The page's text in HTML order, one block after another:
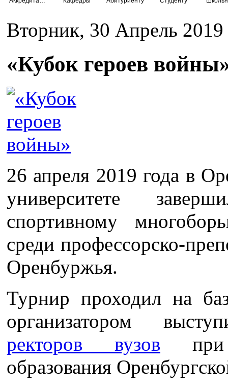
Вторник, 30 Апрель
«Кубок героев
26 апреля 2019 года в
университете
спортивному
среди профессорско-
Оренбуржья.
Турнир проходил на
организатором
ректоров вузов при
образования